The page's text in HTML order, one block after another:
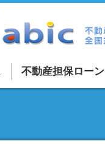
不動産担保ローン